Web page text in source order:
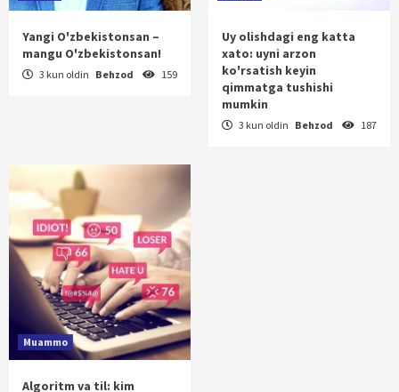
Yangi O'zbekistonsan –
mangu O'zbekistonsan!
3 kun oldin Behzod 159
Uy olishdagi eng katta
xato: uyni arzon
ko'rsatish keyin
qimmatga tushishi
mumkin
3 kun oldin Behzod 187
Muammo
Algoritm va til: kim